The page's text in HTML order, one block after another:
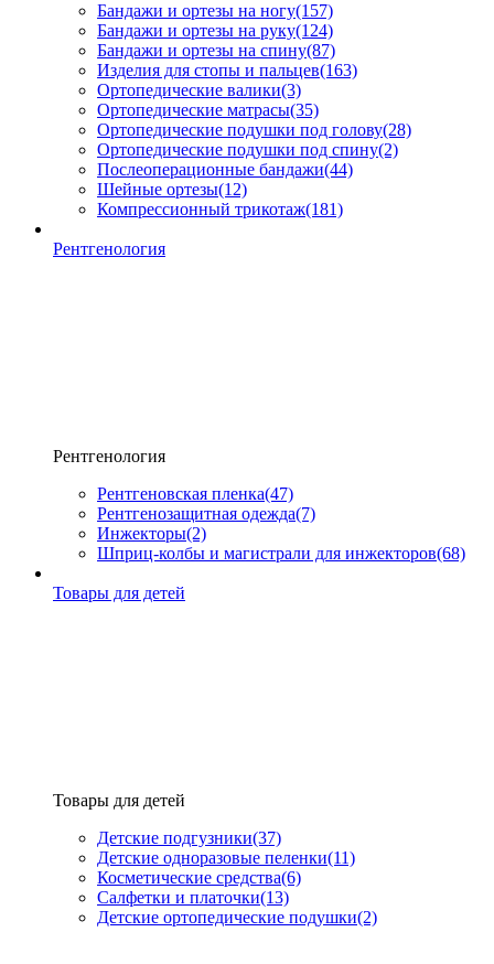
Бандажи и ортезы на ногу(157)
Бандажи и ортезы на руку(124)
Бандажи и ортезы на спину(87)
Изделия для стопы и пальцев(163)
Ортопедические валики(3)
Ортопедические матрасы(35)
Ортопедические подушки под голову(28)
Ортопедические подушки под спину(2)
Послеоперационные бандажи(44)
Шейные ортезы(12)
Компрессионный трикотаж(181)
Рентгенология
Рентгенология
Рентгеновская пленка(47)
Рентгенозащитная одежда(7)
Инжекторы(2)
Шприц-колбы и магистрали для инжекторов(68)
Товары для детей
Товары для детей
Детские подгузники(37)
Детские одноразовые пеленки(11)
Косметические средства(6)
Салфетки и платочки(13)
Детские ортопедические подушки(2)